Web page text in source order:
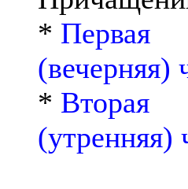
* Первая
(вечерняя)
* Вторая
(утренняя)